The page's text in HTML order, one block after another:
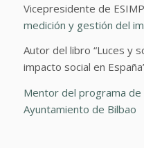
Vicepresidente de
medición y gestión del
Autor del libro “Luces y
impacto social en
Mentor del programa de
Ayuntamiento de Bilbao